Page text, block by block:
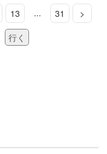
13 ... 31
>
行く